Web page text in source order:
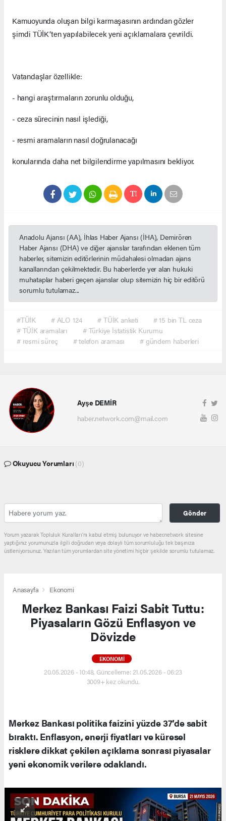
Kamuoyunda oluşan bilgi karmaşasının ardından gözler
şimdi TÜİK’ten yapılabilecek yeni açıklamalara çevrildi.
Vatandaşlar özellikle:
- hangi araştırmaların zorunlu olduğu,
- ceza sürecinin nasıl işlediği,
- resmi aramaların nasıl doğrulanacağı
konularında daha net bilgilendirme yapılmasını bekliyor.
Anadolu Ajansı (AA), İhlas Haber Ajansı (İHA), Demirören
Haber Ajansı (DHA) ve diğer ajanslar tarafından eklenen tüm
haberler, sitemizin editörlerinin müdahalesi olmadan ajans
kanallarından çekilmektedir. Bu haberlerde yer alan hukuki
muhataplar haberi geçen ajanslar olup sitemizin hiç bir editörü
sorumlu tutulamaz...
#TÜİK # ALO 124 # TÜİK anketi
# 15 bin TL ceza
# TÜİK aramaları
# Türkiye İstatistik Kurumu
# resmi süreç
# telefon araması # gündem haberleri
Ayşe DEMİR
haber.network.com@mail.com
Okuyucu Yorumları (0)
Gönder
Yorum yazarak Topluluk Kuralları’nı kabul etmiş bulunuyor ve haber.network sitesine
yaptığınız yorumunuzla ilgili doğrudan veya dolaylı tüm sorumluluğu tek başınıza
üstleniyorsunuz. Yazılan tüm yorumlardan site yönetimi hiçbir şekilde sorumlu tutulamaz.
Anasayfa Ekonomi
Merkez Bankası Faizi Sabit Tuttu:
Piyasaların Gözü Enflasyon ve
Dövizde
EKONOMI
20.05.2026 - 10:48, Güncelleme: 21.05.2026 - 06:23
3009+ kez okundu.
Merkez Bankası politika faizini yüzde 37’de sabit
bıraktı. Enflasyon, enerji fiyatları ve küresel
risklere dikkat çekilen açıklama sonrası piyasalar
yeni ekonomik verilere odaklandı.